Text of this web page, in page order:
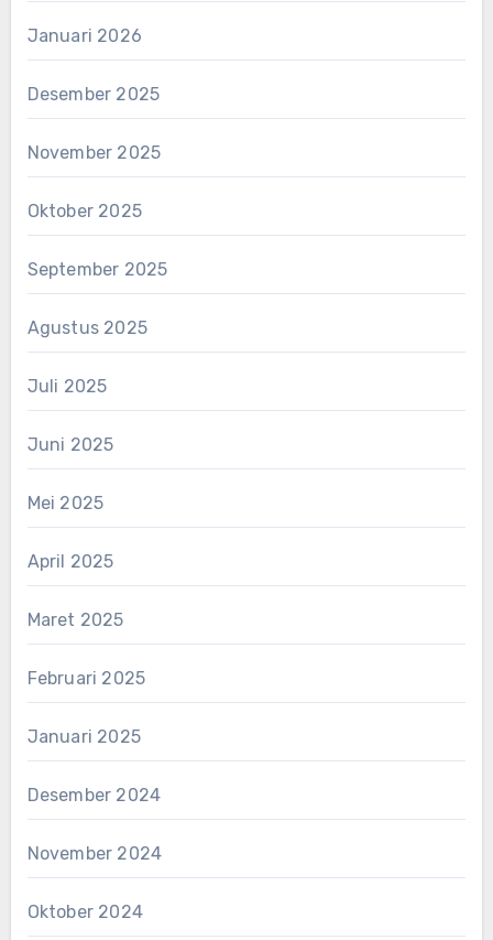
Januari 2026
Desember 2025
November 2025
Oktober 2025
September 2025
Agustus 2025
Juli 2025
Juni 2025
Mei 2025
April 2025
Maret 2025
Februari 2025
Januari 2025
Desember 2024
November 2024
Oktober 2024